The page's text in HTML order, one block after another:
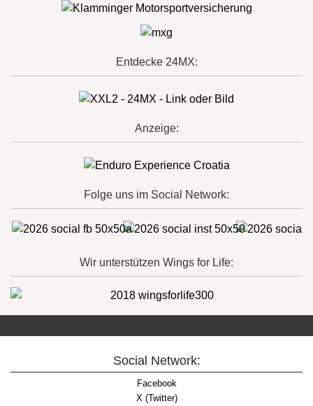
Entdecke 24MX:
Anzeige:
Folge uns im Social Network:
Wir unterstützen Wings for Life:
Social Network:
Facebook
X (Twitter)